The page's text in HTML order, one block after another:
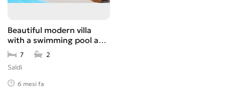
Beautiful modern villa
with a swimming pool and
sea view in a peaceful
location
7
2
Saldi
6 mesi fa